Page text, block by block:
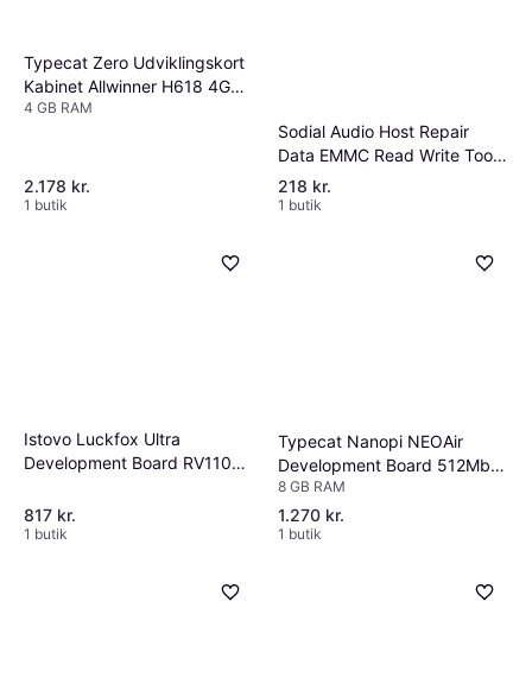
Typecat Zero Udviklingskort
Kabinet Allwinner H618 4G
LPDDR4 32G EMMC
4 GB RAM
2.178 kr.
1 butik
Sodial Audio Host Repair
Data EMMC Read Write Tool
Værktøjssæt
218 kr.
1 butik
Istovo Luckfox Ultra
Development Board RV1106
8GB EMMC
817 kr.
1 butik
Typecat Nanopi NEOAir
Development Board 512Mb
RAM Wifi 8Gb Emmc
Allwinner H3
8 GB RAM
1.270 kr.
1 butik